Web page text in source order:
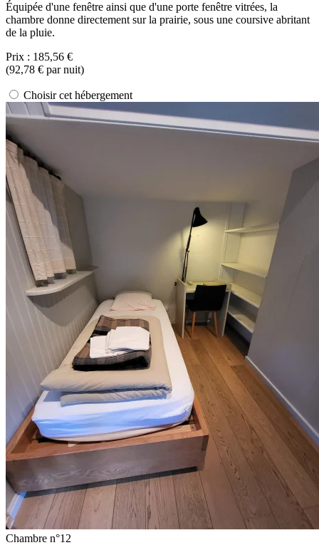
Équipée d'une fenêtre ainsi que d'une porte fenêtre vitrées, la
chambre donne directement sur la prairie, sous une coursive abritant
de la pluie.
Prix : 185,56 €
(92,78 € par nuit)
Choisir cet hébergement
Chambre n°12